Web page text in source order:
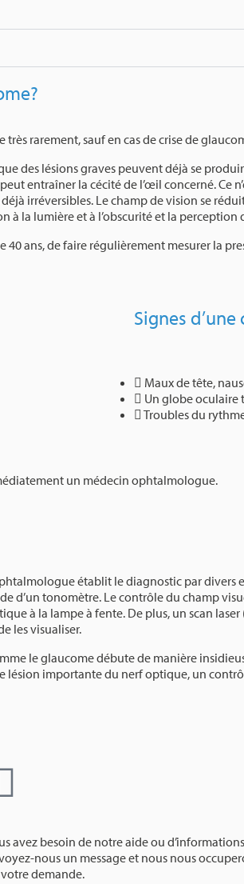
rarement, sauf en cas de crise de
des lésions graves peuvent déjà se
entraîner la cécité de l’œil concerné. Ce
irréversibles. Le champ de vision se
à la lumière et à l’obscurité et la
ans, de faire régulièrement mesurer la
Signes
Maux de tête,
Un globe oculaire
Troubles du
un médecin ophtalmologue.
établit le diagnostic par divers
d’un tonomètre. Le contrôle du champ
à la lampe à fente. De plus, un scan
les visualiser.
le glaucome débute de manière
lésion importante du nerf optique, un
avez besoin de notre aide ou
nous un message et nous nous
demande.